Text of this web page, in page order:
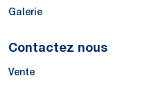
Galerie
Contactez nous
Vente